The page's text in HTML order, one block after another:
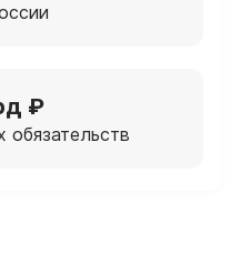
₽
обязательств